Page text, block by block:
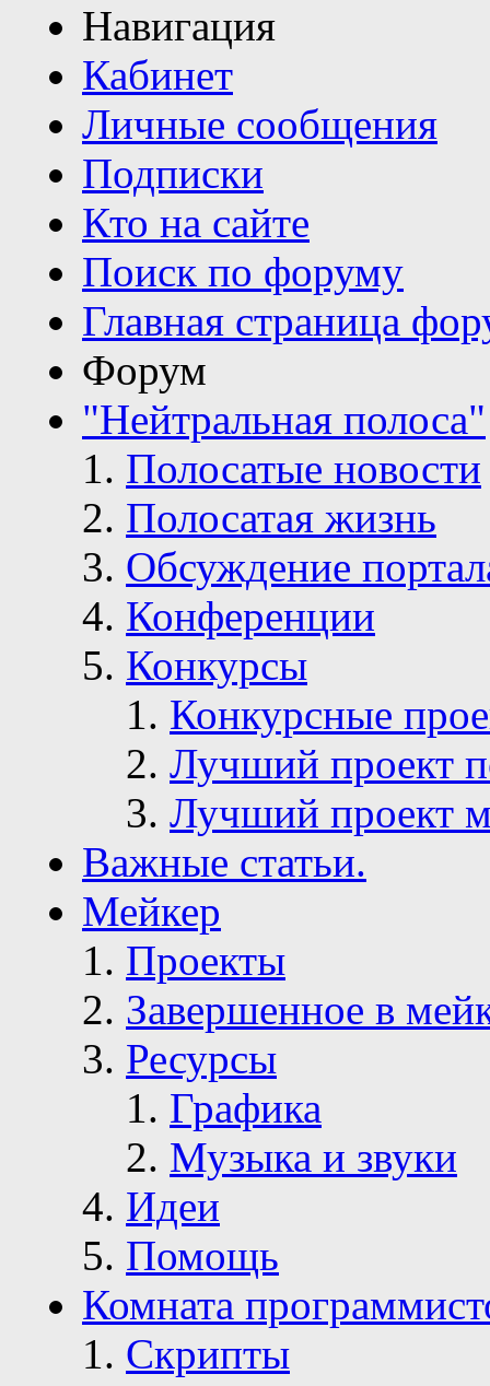
Навигация
Кабинет
Личные сообщения
Подписки
Кто на сайте
Поиск по форуму
Главная страница
Форум
"Нейтральная полоса"
Полосатые новости
Полосатая жизнь
Обсуждение
Конференции
Конкурсы
Конкурсные
Лучший проект
Лучший проект
Важные статьи.
Мейкер
Проекты
Завершенное в
Ресурсы
Графика
Музыка и звуки
Идеи
Помощь
Комната
Скрипты